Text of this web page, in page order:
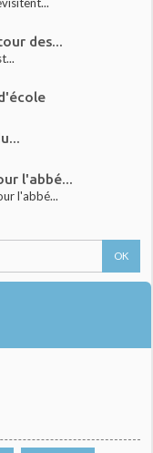
des...
l'abbé...
l'abbé...